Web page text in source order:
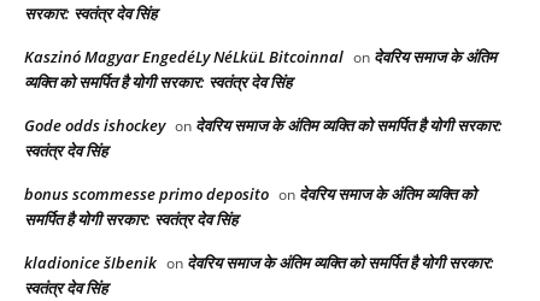
सरकार: स्वतंत्र देव सिंह
Kaszinó Magyar EngedéLy NéLküL Bitcoinnal on देवरिय समाज के अंतिम
व्यक्ति को समर्पित है योगी सरकार: स्वतंत्र देव सिंह
Gode odds ishockey on देवरिय समाज के अंतिम व्यक्ति को समर्पित है योगी सरकार:
स्वतंत्र देव सिंह
bonus scommesse primo deposito on देवरिय समाज के अंतिम व्यक्ति को
समर्पित है योगी सरकार: स्वतंत्र देव सिंह
kladionice šIbenik on देवरिय समाज के अंतिम व्यक्ति को समर्पित है योगी सरकार:
स्वतंत्र देव सिंह